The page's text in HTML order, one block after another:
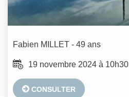
Fabien MILLET - 49 ans
19 novembre 2024 à 10h30
CONSULTER